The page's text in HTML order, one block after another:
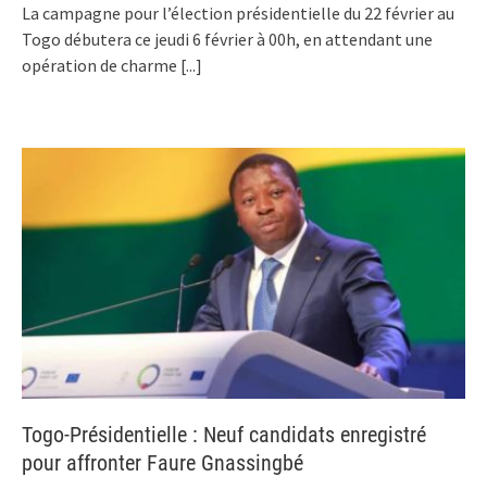
La campagne pour l’élection présidentielle du 22 février au
Togo débutera ce jeudi 6 février à 00h, en attendant une
opération de charme [...]
Togo-Présidentielle : Neuf candidats enregistré
pour affronter Faure Gnassingbé